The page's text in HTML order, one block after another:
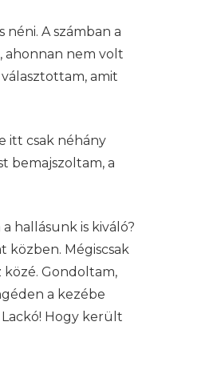
A számban a
ahonnan nem volt
amit
itt csak néhány
bemajszoltam, a
hallásunk is kiváló?
közben. Mégiscsak
közé. Gondoltam,
a kezébe
Hogy került